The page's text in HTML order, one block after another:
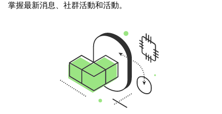
掌握最新消息、社群活動和活動。